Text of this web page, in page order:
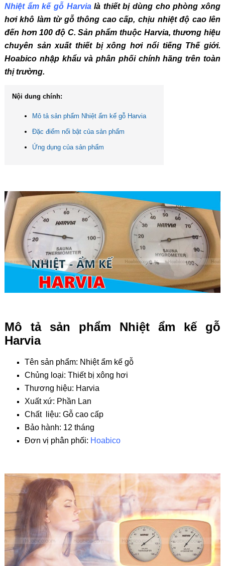
Nhiệt ẩm kế gỗ Harvialà thiết bị dùng cho phòng xông
hơi khô làm từ gỗ thông cao cấp, chịu nhiệt độ cao lên
đến hơn 100 độ C. Sản phẩm thuộc Harvia, thương hiệu
chuyên sản xuất thiết bị xông hơi nổi tiếng Thế giới.
Hoabico nhập khẩu và phân phối chính hãng trên toàn
thị trường.
Nội dung chính:
Mô tả sản phẩm Nhiệt ẩm kế gỗ Harvia
Đặc điểm nổi bật của sản phẩm
Ứng dụng của sản phẩm
Mô tả sản phẩm Nhiệt ẩm kế gỗ
Harvia
Tên sản phẩm: Nhiệt ẩm kế gỗ
Chủng loại: Thiết bị xông hơi
Thương hiệu: Harvia
Xuất xứ: Phần Lan
Chất liệu: Gỗ cao cấp
Bảo hành: 12 tháng
Đơn vị phân phối: Hoabico